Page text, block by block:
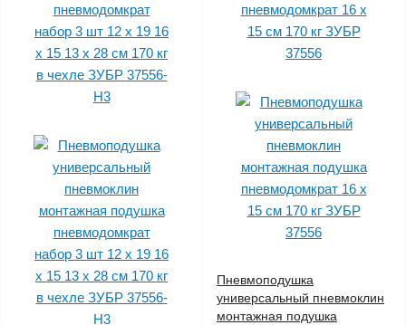
Пневмоподушка
универсальный пневмоклин
монтажная подушка